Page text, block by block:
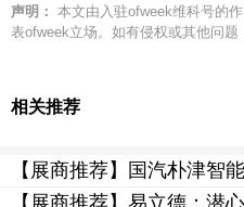
声明： 本文由入驻ofweek维科号的
表ofweek立场。如有侵权或其他问题
相关推荐